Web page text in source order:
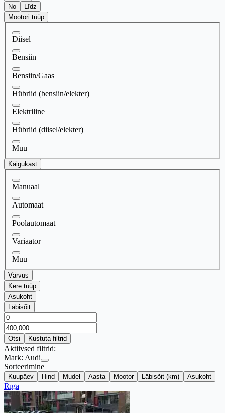
No
Līdz
Mootori tüüp
Diisel
Bensiin
Bensiin/Gaas
Hübriid (bensiin/elekter)
Elektriline
Hübriid (diisel/elekter)
Muu
Käigukast
Manuaal
Automaat
Poolautomaat
Variaator
Muu
Värvus
Kere tüüp
Asukoht
Läbisõit
Otsi Kustuta filtrid
Aktiivsed filtrid:
Mark: Audi
Sorteerimine
Kuupäev Hind Mudel Aasta Mootor Läbisõit (km) Asukoht
Rīga